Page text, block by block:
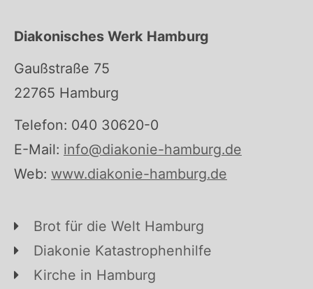
Diakonisches Werk Hamburg
Gaußstraße 75
22765 Hamburg
Telefon: 040 30620-0
E-Mail: info@diakonie-hamburg.de
Web: www.diakonie-hamburg.de
Brot für die Welt Hamburg
Diakonie Katastrophenhilfe
Kirche in Hamburg